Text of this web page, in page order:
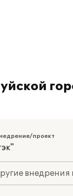
проект
внедрения